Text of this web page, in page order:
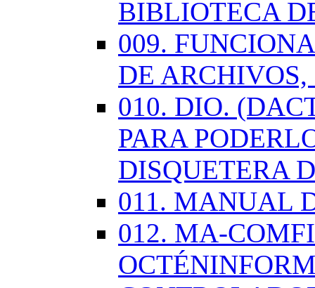
BIBLIOTECA
009.
DE
010. DIO.
PARA
DISQUETERA
011. MANUAL
012. MA-